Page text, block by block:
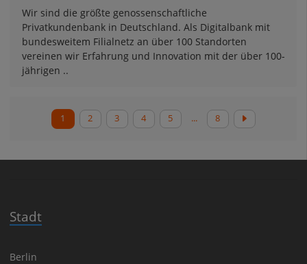
Wir sind die größte genossenschaftliche
Privatkundenbank in Deutschland. Als Digitalbank mit
bundesweitem Filialnetz an über 100 Standorten
vereinen wir Erfahrung und Innovation mit der über 100-
jährigen ..
1 2 3 4 5 ... 8
Stadt
Berlin